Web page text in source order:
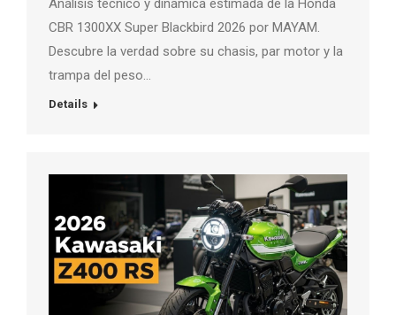
Análisis técnico y dinámica estimada de la Honda
CBR 1300XX Super Blackbird 2026 por MAYAM.
Descubre la verdad sobre su chasis, par motor y la
trampa del peso…
Details